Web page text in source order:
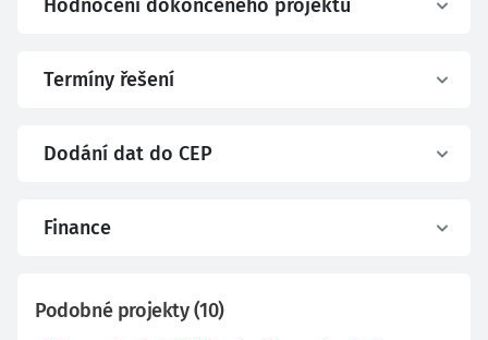
Hodnocení dokončeného projektu
Termíny řešení
Dodání dat do CEP
Finance
Podobné projekty(10)